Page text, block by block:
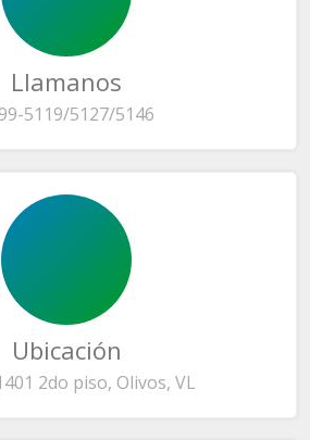
Llamanos
5119/5127/5146
Ubicación
2do piso, Olivos, VL